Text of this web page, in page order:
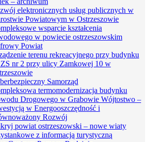
elektronicznych usług publicznych w
Powiatowym w Ostrzeszowie
wsparcie kształcenia
w powiecie ostrzeszowskim
Powiat
terenu rekreacyjnego przy budynku
nr 2 przy ulicy Zamkowej 10 w
Samorząd
termomodernizacja budynku
Drogowego w Grabowie Wójtostwo –
w Energooszczędność i
Rozwój
powiat ostrzeszowski – nowe wiaty
z informacją turystyczną